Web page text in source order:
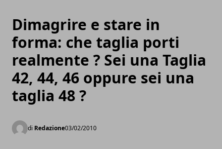
Dimagrire e stare in
forma: che taglia porti
realmente ? Sei una Taglia
42, 44, 46 oppure sei una
taglia 48 ?
di Redazione03/02/2010